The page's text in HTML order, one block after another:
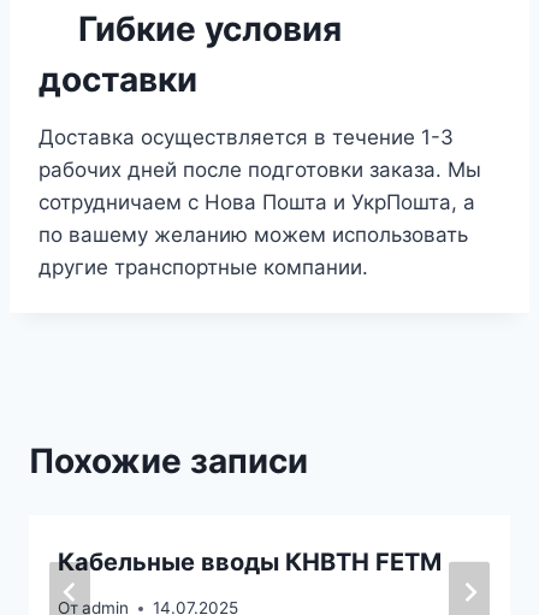
Гибкие условия
доставки
Доставка осуществляется в течение 1-3
рабочих дней после подготовки заказа. Мы
сотрудничаем с Нова Пошта и УкрПошта, а
по вашему желанию можем использовать
другие транспортные компании.
Похожие записи
Кабельные вводы КНВТН FETM
Отadmin 14.07.2025